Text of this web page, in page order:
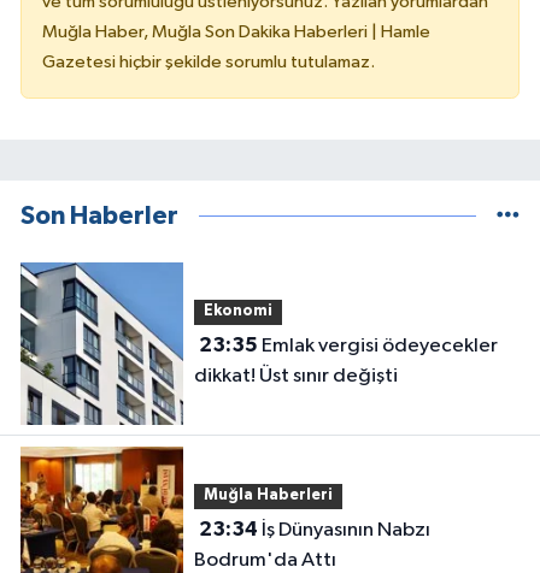
Muğla Haber, Muğla Son Dakika Haberleri | Hamle
Gazetesi hiçbir şekilde sorumlu tutulamaz.
Son Haberler
Ekonomi
23:35
dikkat! Üst sınır değişti
Muğla Haberleri
23:34
Bodrum'da Attı